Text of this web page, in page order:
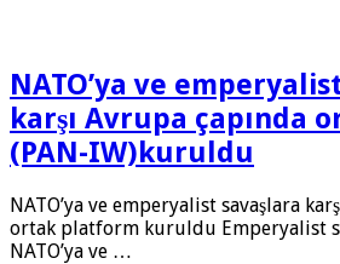
NATO’ya ve
karşı Avrupa çapında
(PAN-IW)kuruldu
NATO’ya ve emperyalist savaşlara
ortak platform kuruldu Emperyalist
NATO’ya ve …